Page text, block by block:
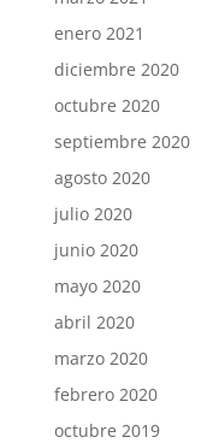
enero 2021
diciembre 2020
octubre 2020
septiembre 2020
agosto 2020
julio 2020
junio 2020
mayo 2020
abril 2020
marzo 2020
febrero 2020
octubre 2019